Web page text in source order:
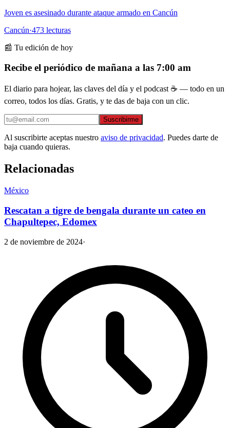
Joven es asesinado durante ataque armado en Cancún
Cancún·473 lecturas
📰 Tu edición de hoy
Recibe el periódico de mañana a las 7:00 am
El diario para hojear, las claves del día y el podcast ☕ — todo en un
correo, todos los días. Gratis, y te das de baja con un clic.
Suscribirme
Al suscribirte aceptas nuestro aviso de privacidad. Puedes darte de
baja cuando quieras.
Relacionadas
México
Rescatan a tigre de bengala durante un cateo en
Chapultepec, Edomex
2 de noviembre de 2024·